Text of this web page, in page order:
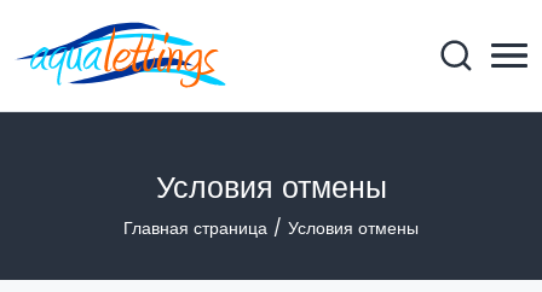
Условия отмены
Главная страница Условия отмены